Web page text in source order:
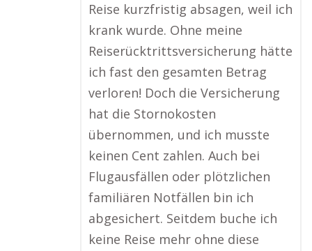
Reise kurzfristig absagen, weil ich
krank wurde. Ohne meine
Reiserücktrittsversicherung hätte
ich fast den gesamten Betrag
verloren! Doch die Versicherung
hat die Stornokosten
übernommen, und ich musste
keinen Cent zahlen. Auch bei
Flugausfällen oder plötzlichen
familiären Notfällen bin ich
abgesichert. Seitdem buche ich
keine Reise mehr ohne diese